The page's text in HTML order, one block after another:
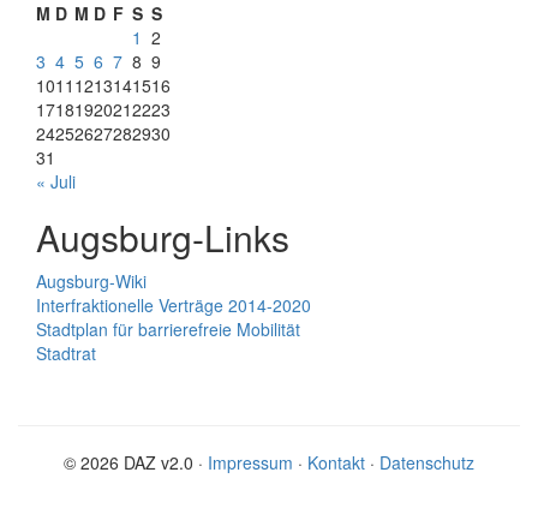
M D M D F S S
1 2
3 4 5 6 7 8 9
1011 1213141516
17181920212223
24252627282930
31
« Juli
Augsburg-Links
Augsburg-Wiki
Interfraktionelle Verträge 2014-2020
Stadtplan für barrierefreie Mobilität
Stadtrat
© 2026 DAZ v2.0 · Impressum · Kontakt · Datenschutz